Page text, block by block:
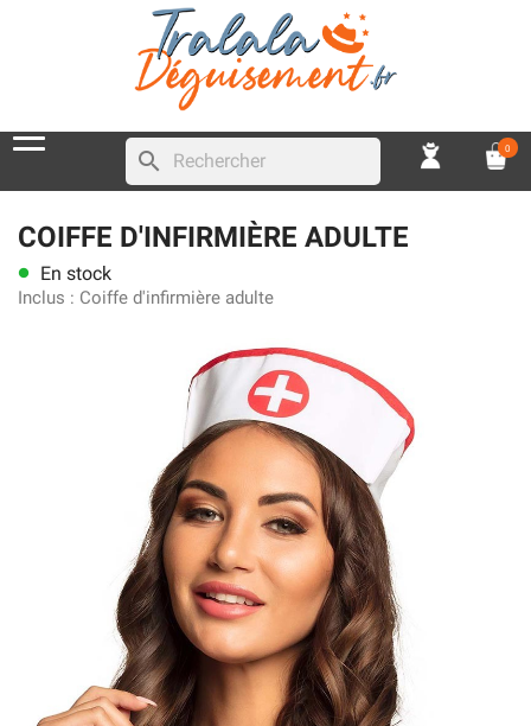
search 0
COIFFE D'INFIRMIÈRE ADULTE
lens En stock
Inclus : Coiffe d'infirmière adulte